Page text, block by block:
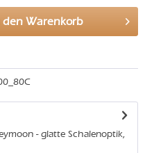
den Warenkorb
- glatte Schalenoptik,